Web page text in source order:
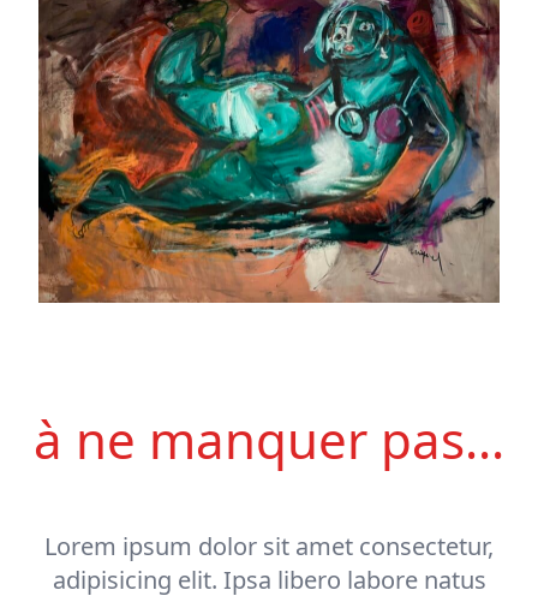
à ne manquer pas...
Lorem ipsum dolor sit amet consectetur,
adipisicing elit. Ipsa libero labore natus